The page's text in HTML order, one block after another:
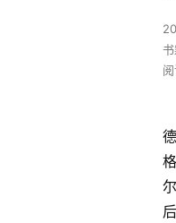
德
格
尔
后